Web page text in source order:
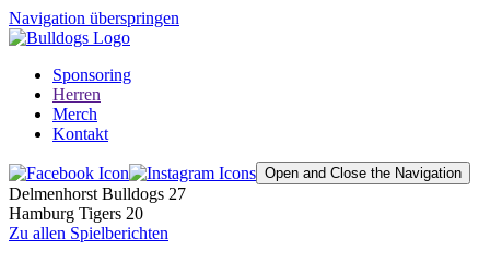
Navigation überspringen
Sponsoring
Herren
Merch
Kontakt
Open and Close the Navigation
Delmenhorst Bulldogs 27
Hamburg Tigers 20
Zu allen Spielberichten